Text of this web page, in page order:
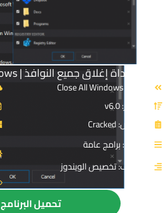
أداة إغلاق جميع النوافذ | Close All Windows
الاسم: Close All Windows
الإصدار: v6.0
الترخيص: Cracked
القسم: برامج عامة
التصنيف: تخصيص الويندوز
تحميل البرنامج